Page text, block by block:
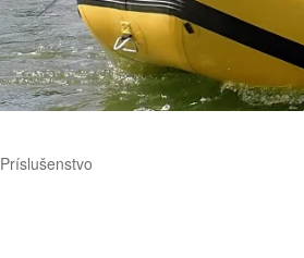
Príslušenstvo